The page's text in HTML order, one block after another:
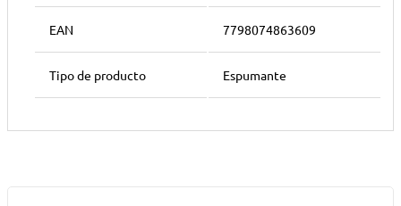
EAN 7798074863609
Tipo de producto Espumante